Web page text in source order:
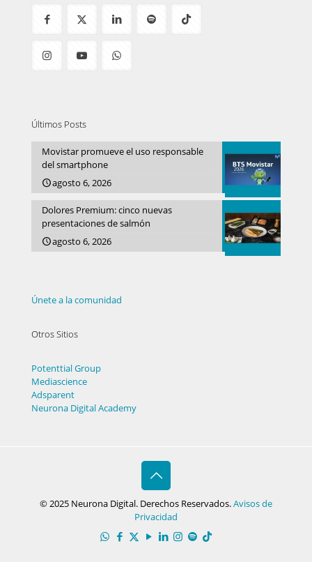
Últimos Posts
Movistar promueve el uso responsable
del smartphone
agosto 6, 2026
Dolores Premium: cinco nuevas
presentaciones de salmón
agosto 6, 2026
Únete a la comunidad
Otros Sitios
Potenttial Group
Mediascience
Adsparent
Neurona Digital Academy
© 2025 Neurona Digital. Derechos Reservados.Avisos de
Privacidad